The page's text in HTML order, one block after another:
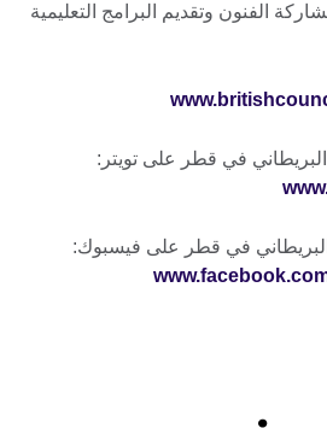
الفنون وتقديم البرامج التعليمية
في قطر على تويتر:
في قطر على فيسبوك: